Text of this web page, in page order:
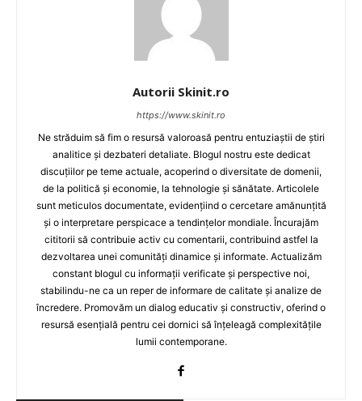
Autorii Skinit.ro
https://www.skinit.ro
Ne străduim să fim o resursă valoroasă pentru entuziaștii de știri
analitice și dezbateri detaliate. Blogul nostru este dedicat
discuțiilor pe teme actuale, acoperind o diversitate de domenii,
de la politică și economie, la tehnologie și sănătate. Articolele
sunt meticulos documentate, evidențiind o cercetare amănunțită
și o interpretare perspicace a tendințelor mondiale. Încurajăm
cititorii să contribuie activ cu comentarii, contribuind astfel la
dezvoltarea unei comunități dinamice și informate. Actualizăm
constant blogul cu informații verificate și perspective noi,
stabilindu-ne ca un reper de informare de calitate și analize de
încredere. Promovăm un dialog educativ și constructiv, oferind o
resursă esențială pentru cei dornici să înțeleagă complexitățile
lumii contemporane.